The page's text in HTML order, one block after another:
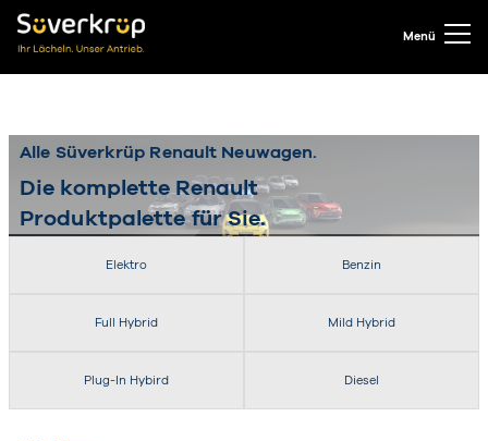
Menü
Alle Süverkrüp Renault Neuwagen.
Die komplette Renault
Produktpalette für Sie.
Elektro Benzin
Full Hybrid Mild Hybrid
Plug-In Hybird Diesel